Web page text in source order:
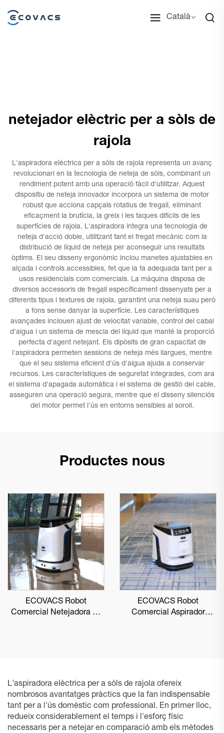
Català
netejador elèctric per a sòls de
rajola
L'aspiradora elèctrica per a sòls de rajola representa un avanç
revolucionari en la tecnologia de neteja de sòls, combinant un
rendiment potent amb una operació fàcil d'utilitzar. Aquest
dispositiu de neteja innovador incorpora un sistema de motor
robust que acciona capçals rotatius de fregall, eliminant
eficaçment la brutícia, la greix i les taques difícils de les
superfícies de rajola. L'aspiradora integra una tecnologia de
neteja d'acció doble, utilitzant tant el fregat mecànic com la
distribució de líquid de neteja per aconseguir uns resultats
òptims. El seu disseny ergonòmic inclou manetes ajustables en
alçada i controls accessibles, fet que la fa adequada tant per a
usos residencials com comercials. La màquina disposa de
diversos accessoris de fregall específicament dissenyats per a
diferents tipus i textures de rajola, garantint una neteja suau però
a fons sense danyar la superfície. Les característiques
avançades inclouen ajust de velocitat variable, control del cabal
d'aigua i un sistema de mescla del líquid que manté la proporció
perfecta d'agent netejant. Els dipòsits de gran capacitat de
l'aspiradora permeten sessions de neteja més llargues, mentre
que el seu sistema eficient d'ús d'aigua ajuda a conservar
recursos. Les característiques de seguretat integrades, com ara
el sistema d'apagada automàtica i el sistema de gestió del cable,
asseguren una operació segura, mentre que el disseny silenciós
del motor permet l'ús en entorns sensibles al soroll.
Productes nous
ECOVACS Robot
Comercial Netejadora de
ECOVACS Robot
Comercial Aspirador
L'aspiradora elèctrica per a sòls de rajola ofereix
nombrosos avantatges pràctics que la fan indispensable
tant per a l'ús domèstic com professional. En primer lloc,
redueix considerablement el temps i l'esforç físic
necessaris per a netejar en comparació amb els mètodes